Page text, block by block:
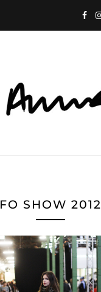
FO SHOW 2012